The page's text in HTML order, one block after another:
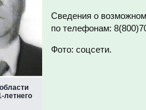
летнего
Сведения о
по телефонам:
Фото: соцсети.